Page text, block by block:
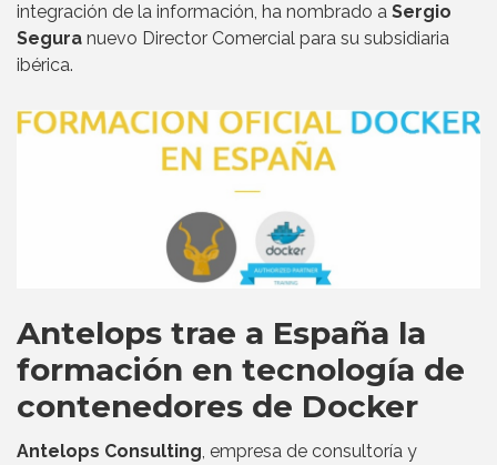
integración de la información, ha nombrado a Sergio
Segura nuevo Director Comercial para su subsidiaria
ibérica.
Antelops trae a España la
formación en tecnología de
contenedores de Docker
Antelops Consulting , empresa de consultoría y